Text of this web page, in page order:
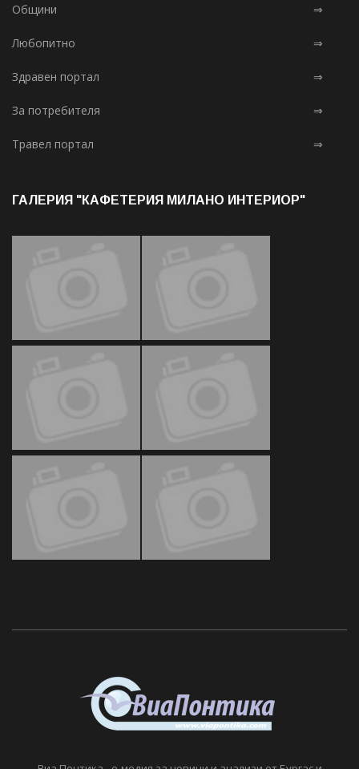
Общини ⇒
Любопитно ⇒
Здравен портал ⇒
За потребителя ⇒
Травел портал ⇒
ГАЛЕРИЯ "КАФЕТЕРИЯ МИЛАНО ИНТЕРИОР"